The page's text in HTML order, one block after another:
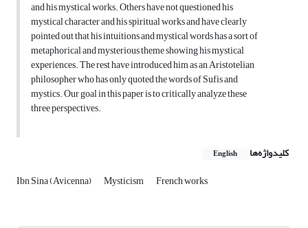
and his mystical works. Others have not questioned his
mystical character and his spiritual works and have clearly
pointed out that his intuitions and mystical words has a sort of
metaphorical and mysterious theme showing his mystical
experiences. The rest have introduced him as an Aristotelian
philosopher who has only quoted the words of Sufis and
mystics. Our goal in this paper is to critically analyze these
three perspectives.
کلیدواژه‌ها English
Ibn Sina (Avicenna) Mysticism French works